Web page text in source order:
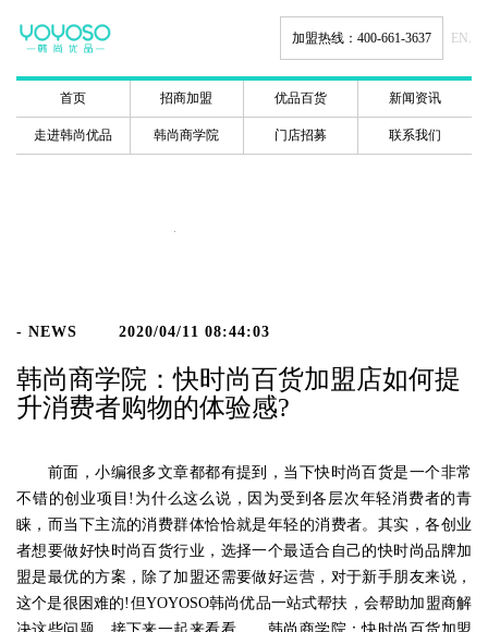
加盟热线：400-661-3637 EN.
首页 招商加盟 优品百货 新闻资讯
走进韩尚优品 韩尚商学院 门店招募 联系我们
- NEWS 2020/04/11 08:44:03
韩尚商学院：快时尚百货加盟店如何提
升消费者购物的体验感?
前面，小编很多文章都都有提到，当下快时尚百货是一个非常
不错的创业项目!为什么这么说，因为受到各层次年轻消费者的青
睐，而当下主流的消费群体恰恰就是年轻的消费者。其实，各创业
者想要做好快时尚百货行业，选择一个最适合自己的快时尚品牌加
盟是最优的方案，除了加盟还需要做好运营，对于新手朋友来说，
这个是很困难的!但YOYOSO韩尚优品一站式帮扶，会帮助加盟商解